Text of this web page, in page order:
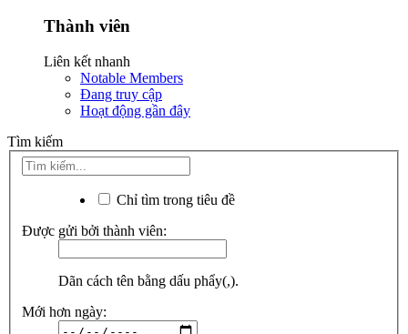
Thành viên
Liên kết nhanh
Notable Members
Đang truy cập
Hoạt động gần đây
Tìm kiếm
Chỉ tìm trong tiêu đề
Được gửi bởi thành viên:
Dãn cách tên bằng dấu phẩy(,).
Mới hơn ngày: